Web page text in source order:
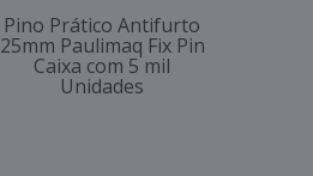
Pino Prático Antifurto
25mm Paulimaq Fix Pin
Caixa com 5 mil
Unidades